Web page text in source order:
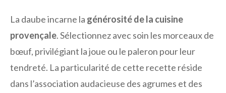
La daube incarne la générosité de la cuisine
provençale. Sélectionnez avec soin les morceaux de
bœuf, privilégiant la joue ou le paleron pour leur
tendreté. La particularité de cette recette réside
dans l’association audacieuse des agrumes et des